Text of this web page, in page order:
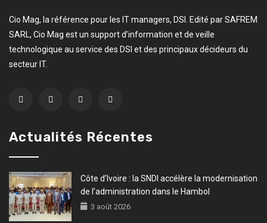
Cio Mag, la référence pour les IT managers, DSI. Edité par SAFREM
SARL, Cio Mag est un support d’information et de veille
technologique au service des DSI et des principaux décideurs du
secteur IT.
Actualités Récentes
Côte d’Ivoire : la SNDI accélère la modernisation
de l’administration dans le Hambol
3 août 2026